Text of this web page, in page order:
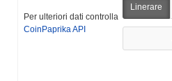
Per ulteriori dati controlla
CoinPaprika API
Linerare